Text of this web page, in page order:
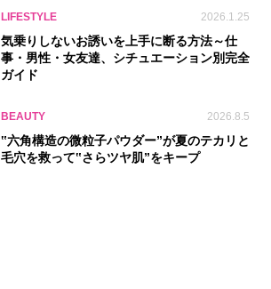
LIFESTYLE 2026.1.25
気乗りしないお誘いを上手に断る方法～仕
事・男性・女友達、シチュエーション別完全
ガイド
BEAUTY 2026.8.5
‟六角構造の微粒子パウダー”が夏のテカリと
毛穴を救って‟さらツヤ肌”をキープ